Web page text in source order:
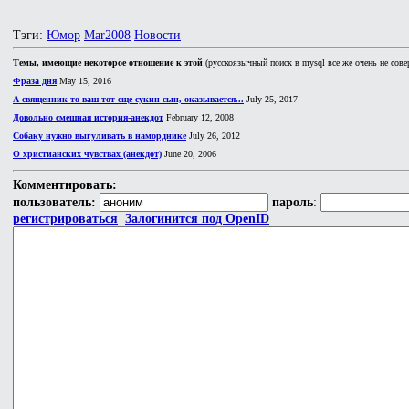
Тэги: Юмор Mar2008 Новости
Темы, имеющие некоторое отношение к этой (русскоязычный поиск в mysql все же очень не
Фраза дня May 15, 2016
А священник то ваш тот еще сукин сын, оказывается... July 25, 2017
Довольно смешная история-анекдот February 12, 2008
Собаку нужно выгуливать в намордникеJuly 26, 2012
О христианских чувствах (анекдот) June 20, 2006
Комментировать:
пользователь:
пароль:
регистрироваться Залогинится под OpenID